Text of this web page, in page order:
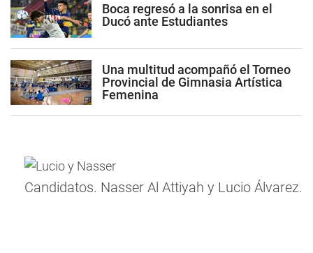
Boca regresó a la sonrisa en el
Ducó ante Estudiantes
Una multitud acompañó el Torneo
Provincial de Gimnasia Artística
Femenina
Candidatos. Nasser Al Attiyah y Lucio Álvarez.